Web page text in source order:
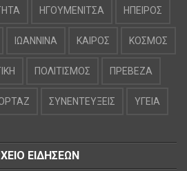
ΗΓΟΥΜΕΝΙΤΣΑ ΗΠΕΙΡΟΣ
ΙΩΑΝΝΙΝΑ ΚΑΙΡΟΣ ΚΟΣΜΟΣ
ΠΟΛΙΤΙΣΜΟΣ ΠΡΕΒΕΖΑ
ΣΥΝΕΝΤΕΥΞΕΙΣ ΥΓΕΙΑ
ΕΙΔΗΣΕΩΝ